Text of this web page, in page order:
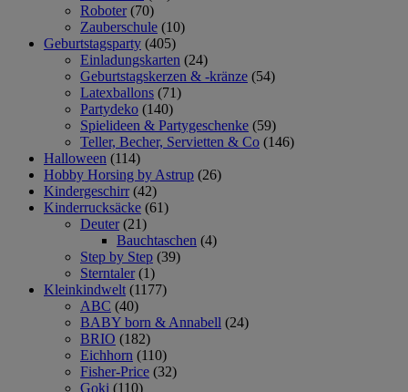
Roboter (70)
Zauberschule (10)
Geburtstagsparty (405)
Einladungskarten (24)
Geburtstagskerzen & -kränze (54)
Latexballons (71)
Partydeko (140)
Spielideen & Partygeschenke (59)
Teller, Becher, Servietten & Co (146)
Halloween (114)
Hobby Horsing by Astrup (26)
Kindergeschirr (42)
Kinderrucksäcke (61)
Deuter (21)
Bauchtaschen (4)
Step by Step (39)
Sterntaler (1)
Kleinkindwelt (1177)
ABC (40)
BABY born & Annabell (24)
BRIO (182)
Eichhorn (110)
Fisher-Price (32)
Goki (110)